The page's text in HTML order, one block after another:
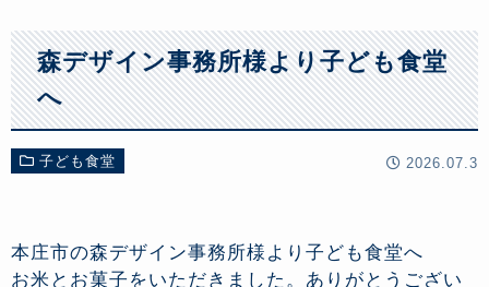
森デザイン事務所様より子ども食堂
へ
子ども食堂 2026.07.3
本庄市の森デザイン事務所様より子ども食堂へ
お米とお菓子をいただきました。ありがとうござい